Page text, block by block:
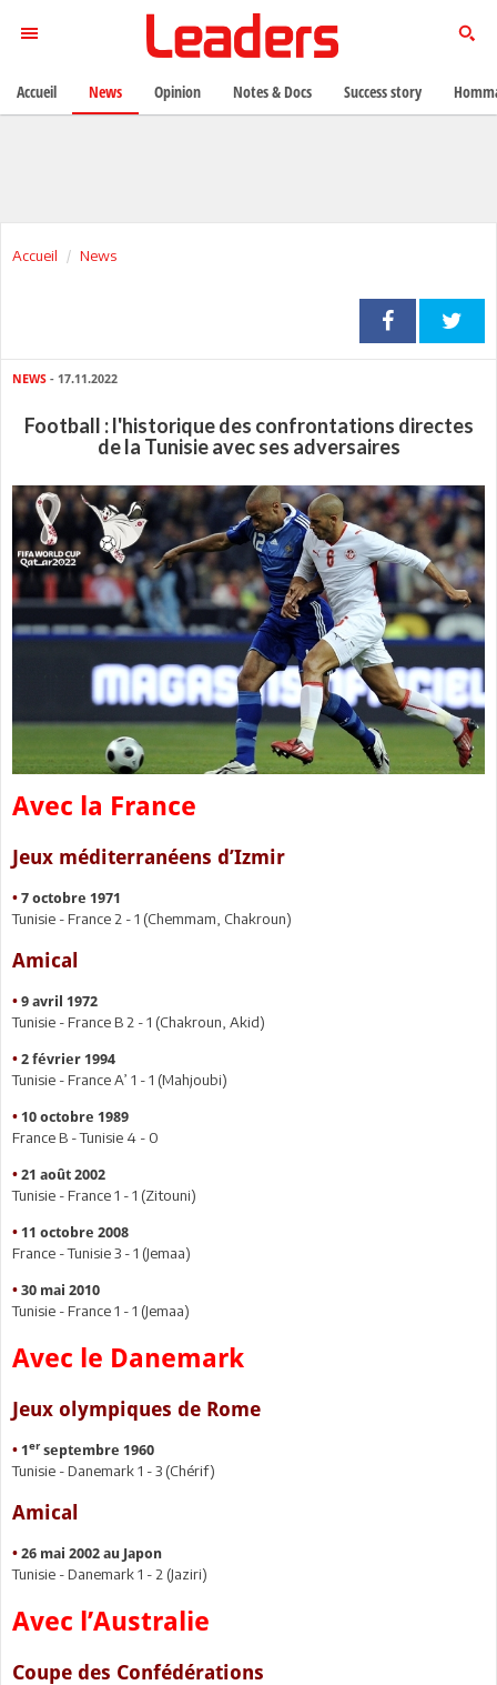
Accueil News
NEWS - 17.11.2022
Football : l'historique des confrontations directes
de la Tunisie avec ses adversaires
Avec la France
Jeux méditerranéens d’Izmir
• 7 octobre 1971
Tunisie - France 2 - 1 (Chemmam, Chakroun)
Amical
• 9 avril 1972
Tunisie - France B 2 - 1 (Chakroun, Akid)
• 2 février 1994
Tunisie - France A’ 1 - 1 (Mahjoubi)
• 10 octobre 1989
France B - Tunisie 4 - 0
• 21 août 2002
Tunisie - France 1 - 1 (Zitouni)
• 11 octobre 2008
France - Tunisie 3 - 1 (Jemaa)
• 30 mai 2010
Tunisie - France 1 - 1 (Jemaa)
Avec le Danemark
Jeux olympiques de Rome
• 1er septembre 1960
Tunisie - Danemark 1 - 3 (Chérif)
Amical
• 26 mai 2002 au Japon
Tunisie - Danemark 1 - 2 (Jaziri)
Avec l’Australie
Coupe des Confédérations
Accueil News Opinion Notes & Docs Success story